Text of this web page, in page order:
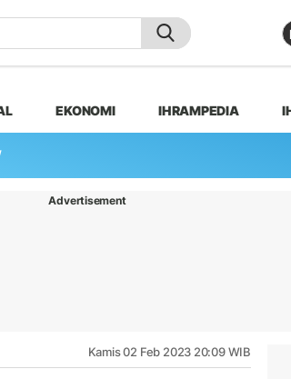
EKONOMI IHRAMPEDIA
Advertisement
Kamis 02 Feb 2023 20:09 WIB